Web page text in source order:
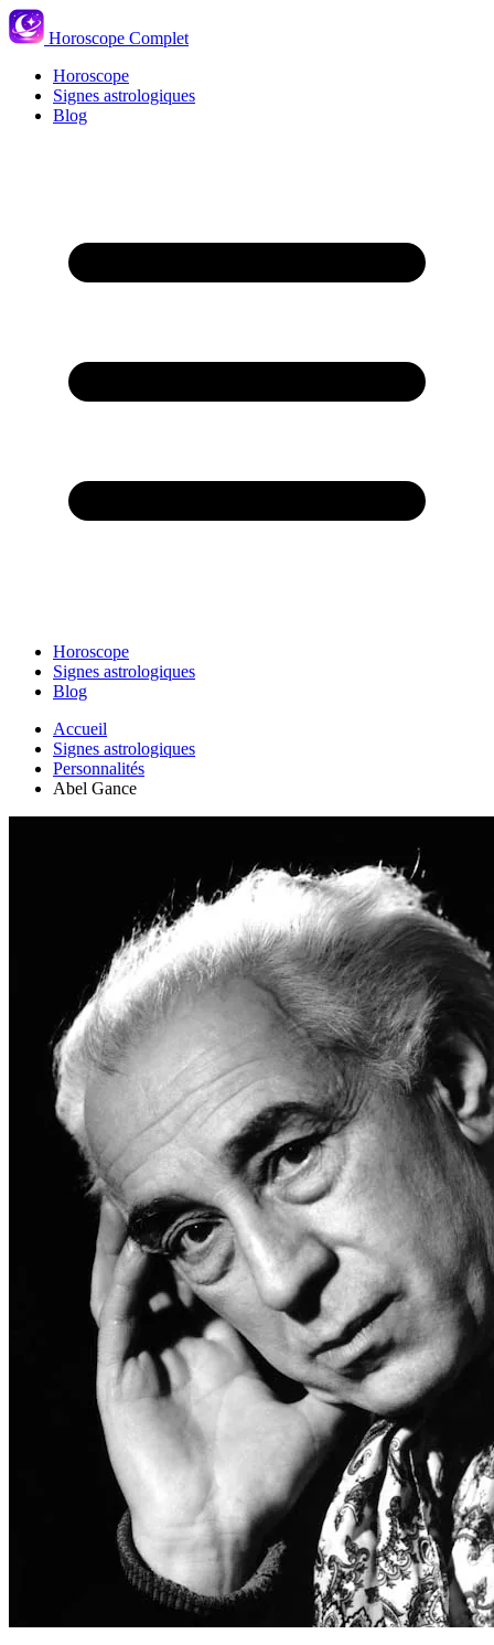
Horoscope Complet
Horoscope
Signes astrologiques
Blog
Horoscope
Signes astrologiques
Blog
Accueil
Signes astrologiques
Personnalités
Abel Gance